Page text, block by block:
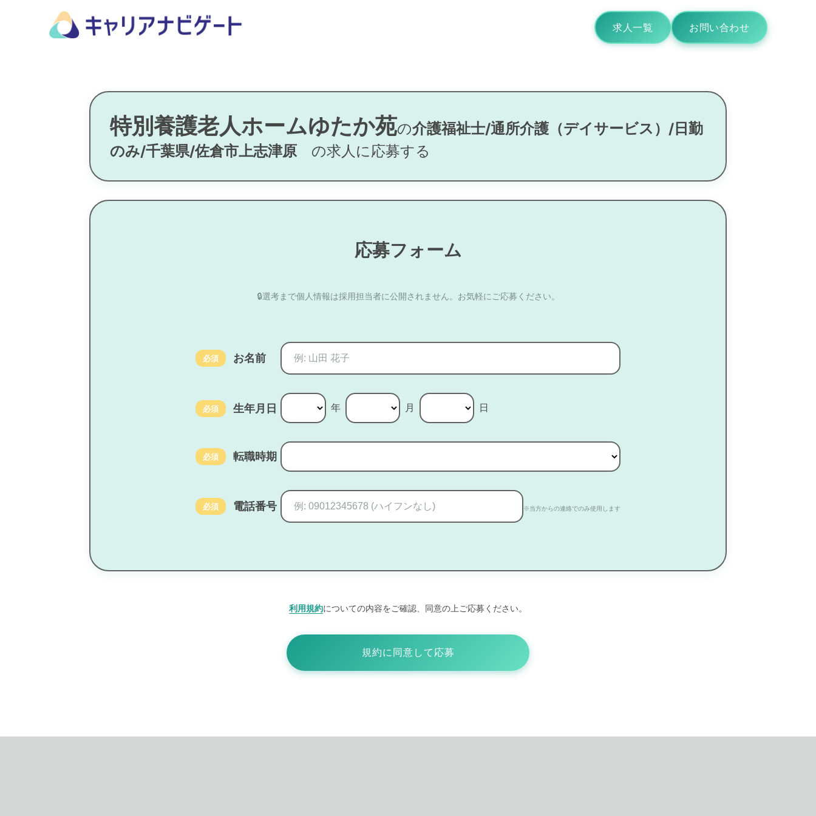
求人一覧 お問い合わせ
特別養護老人ホームゆたか苑の介護福祉士/通所介護（デイサービス）/日勤
のみ/千葉県/佐倉市上志津原 の求人に応募する
応募フォーム
🔒選考まで個人情報は採用担当者に公開されません。お気軽にご応募ください。
必須 お名前
必須 生年月日 年 月 日
必須 転職時期
必須 電話番号 ※当方からの連絡でのみ使用します
利用規約についての内容をご確認、同意の上ご応募ください。
規約に同意して応募